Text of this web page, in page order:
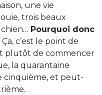
une vie
trois beaux
Pourquoi donc
Ça, c’est le point de
plutôt de commencer
la quarantaine
cinquième, et peut-